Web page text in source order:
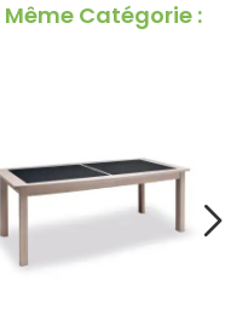
Catégorie :